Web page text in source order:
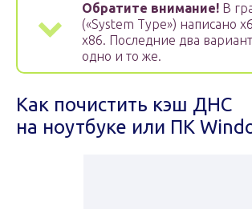
Обратите внимание! В
(«System Type») написано
х86. Последние два
одно и то же.
Как почистить кэш ДНС
на ноутбуке или ПК